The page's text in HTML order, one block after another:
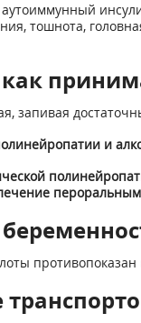
аутоиммунный
тошнота,
запивая
и